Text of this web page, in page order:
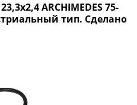
ARCHIMEDES 75-
тип. Сделано